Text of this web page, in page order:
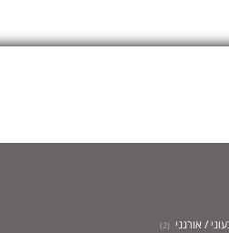
/ אורגני (
2
)